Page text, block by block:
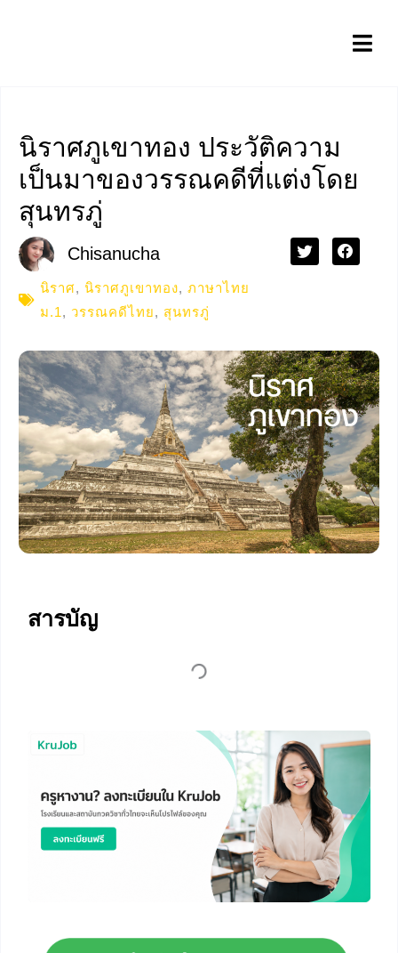
นิราศภูเขาทอง ประวัติความ
เป็นมาของวรรณคดีที่แต่งโดย
สุนทรภู่
Chisanucha
นิราศ, นิราศภูเขาทอง, ภาษาไทย
ม.1, วรรณคดีไทย, สุนทรภู่
สารบัญ